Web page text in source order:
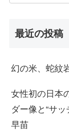
最近の投稿
幻の米、蛇紋
女性初の日本
ダー像と“サ
早苗